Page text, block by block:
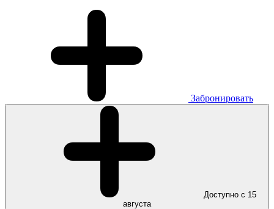
Забронировать
Доступно с 15
августа